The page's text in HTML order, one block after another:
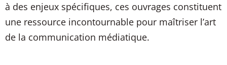
à des enjeux spécifiques, ces ouvrages constituent
une ressource incontournable pour maîtriser l’art
de la communication médiatique.